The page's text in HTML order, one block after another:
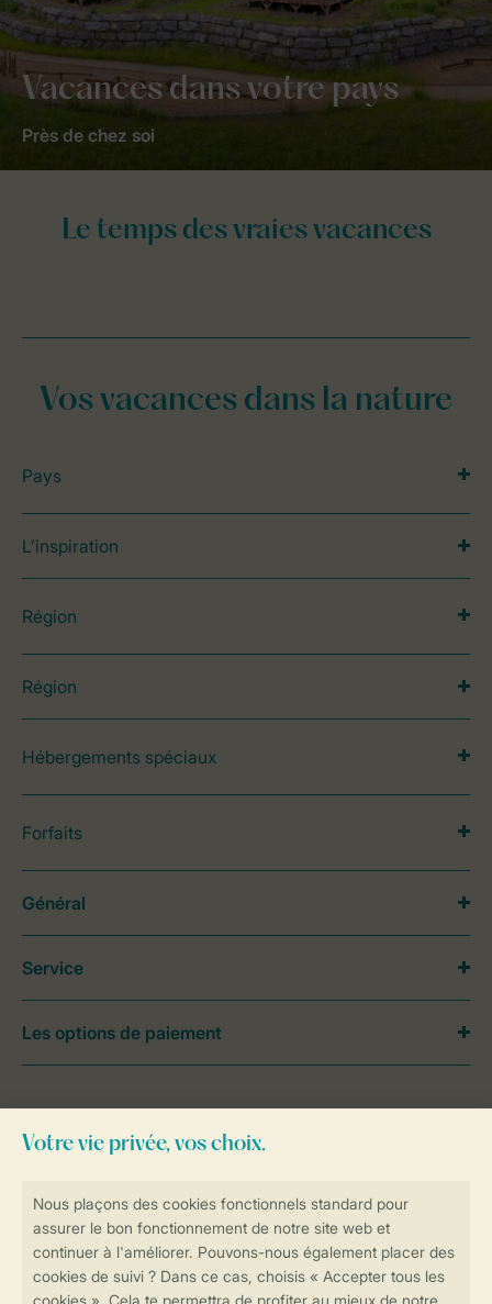
Vacances dans votre pays
Près de chez soi
Vos vacances dans la nature
Pays
L’inspiration
Région
Région
Hébergements spéciaux
Forfaits
contactez notreContact Center.
Général
Service
Les options de paiement